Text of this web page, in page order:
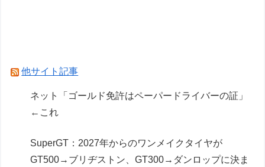
ドラクエのゼシカとかいう人気キャラwww
Powered by livedoor 相互RSS
他サイト記事
ネット「ゴールド免許はペーパードライバーの証」
←これ
SuperGT：2027年からのワンメイクタイヤが
GT500→ブリヂストン、GT300→ダンロップに決ま